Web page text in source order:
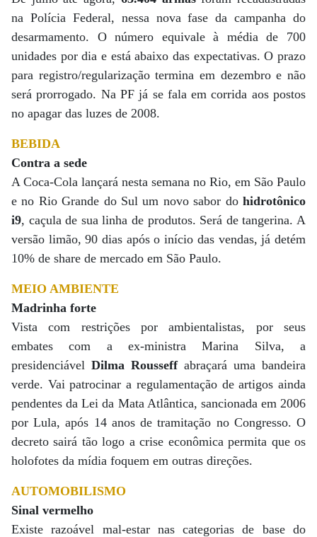
na Polícia Federal, nessa nova fase da campanha do
desarmamento. O número equivale à média de 700
unidades por dia e está abaixo das expectativas. O prazo
para registro/regularização termina em dezembro e não
será prorrogado. Na PF já se fala em corrida aos postos
no apagar das luzes de 2008.
BEBIDA
Contra a sede
A Coca-Cola lançará nesta semana no Rio, em São Paulo
e no Rio Grande do Sul um novo sabor dohidrotônico
i9, caçula de sua linha de produtos. Será de tangerina. A
versão limão, 90 dias após o início das vendas, já detém
10% de share de mercado em São Paulo.
MEIO AMBIENTE
Madrinha forte
Vista com restrições por ambientalistas, por seus
embates com a ex-ministra Marina Silva, a
presidenciável Dilma Rousseffabraçará uma bandeira
verde. Vai patrocinar a regulamentação de artigos ainda
pendentes da Lei da Mata Atlântica, sancionada em 2006
por Lula, após 14 anos de tramitação no Congresso. O
decreto sairá tão logo a crise econômica permita que os
holofotes da mídia foquem em outras direções.
AUTOMOBILISMO
Sinal vermelho
Existe razoável mal-estar nas categorias de base do